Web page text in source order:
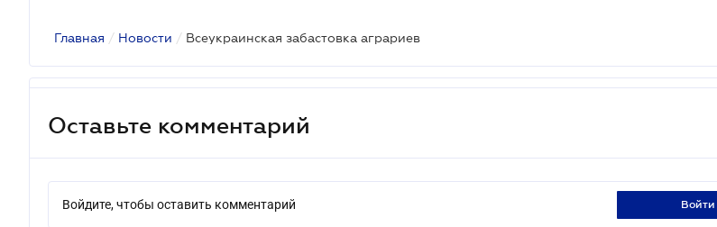
Главная / Новости / Всеукраинская забастовка аграриев
Оставьте комментарий
Войдите, чтобы оставить комментарий войти